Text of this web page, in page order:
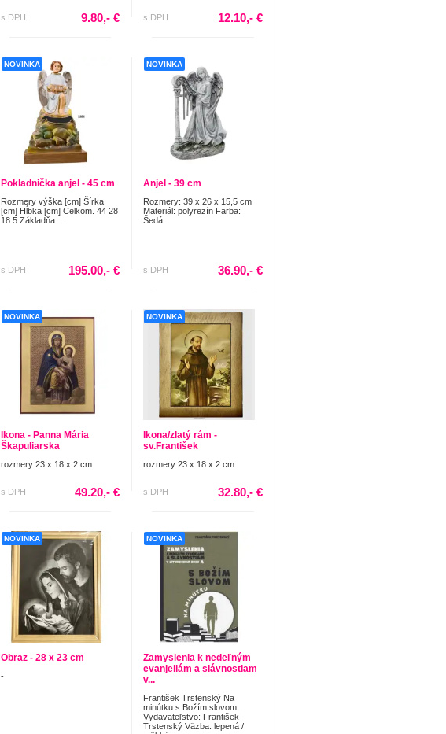
s DPH 9.80,- € s DPH 12.10,- €
NOVINKA
Pokladnička anjel - 45 cm
Rozmery výška [cm] Šírka
[cm] Hĺbka [cm] Celkom. 44 28
18.5 Základňa ...
s DPH 195.00,- €
NOVINKA
Anjel - 39 cm
Rozmery: 39 x 26 x 15,5 cm
Materiál: polyrezín Farba:
Šedá
s DPH 36.90,- €
NOVINKA
Ikona - Panna Mária
Škapuliarska
rozmery 23 x 18 x 2 cm
s DPH 49.20,- €
NOVINKA
Ikona/zlatý rám -
sv.František
rozmery 23 x 18 x 2 cm
s DPH 32.80,- €
NOVINKA
Obraz - 28 x 23 cm
-
NOVINKA
Zamyslenia k nedeľným
evanjeliám a slávnostiam
v...
František Trstenský Na
minútku s Božím slovom.
Vydavateľstvo: František
Trstenský Väzba: lepená /